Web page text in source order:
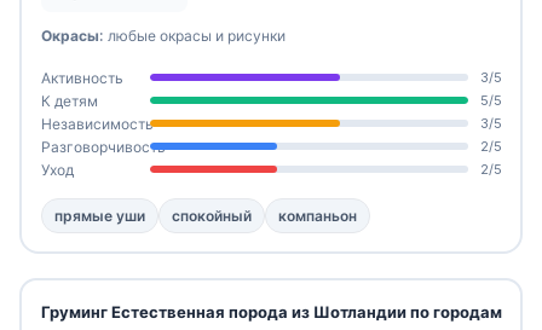
Окрасы: любые окрасы и рисунки
Активность 3/5
К детям 5/5
Независимость 3/5
Разговорчивость 2/5
Уход 2/5
прямые уши спокойный компаньон
Груминг Естественная порода из Шотландии по городам